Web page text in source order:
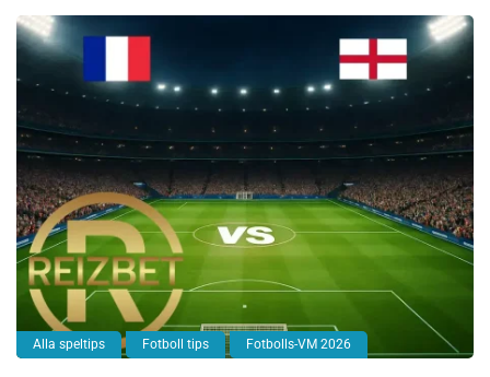
Alla speltips Fotboll tips Fotbolls-VM 2026